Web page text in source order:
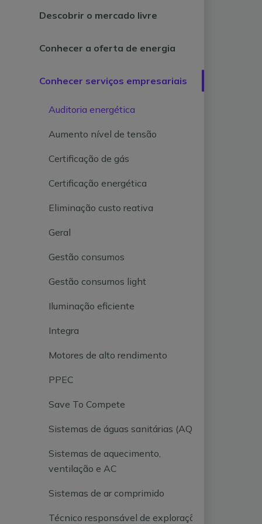
Descobrir o mercado livre
Conhecer a oferta de energia
Conhecer serviços empresariais
Auditoria energética
Aumento nível de tensão
Certificação de gás
Certificação energética
Eliminação custo reativa
Geral
Gestão consumos
Gestão consumos light
Iluminação eficiente
Integra
Motores de alto rendimento
PPEC
Save To Compete
Sistemas de águas sanitárias (AQS)
Sistemas de aquecimento,
ventilação e AC
Sistemas de ar comprimido
Técnico responsável de exploração